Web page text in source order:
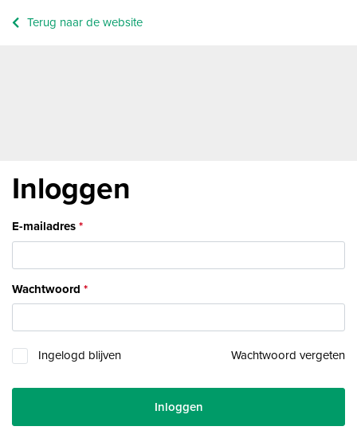
Terug naar de website
Inloggen
E-mailadres
Wachtwoord
Ingelogd blijven Wachtwoord vergeten
Inloggen